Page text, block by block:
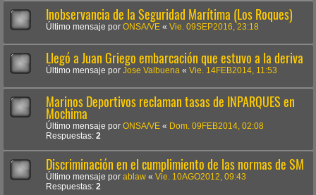
Inobservancia de la Seguridad Marítima (Los Roques)
Último mensaje por ONSA/VE « Vie. 09SEP2016, 23:18
Llegó a Juan Griego embarcación que estuvo a la deriva
Último mensaje por Jose Valbuena « Vie. 14FEB2014, 11:53
Marinos Deportivos reclaman tasas de INPARQUES en
Mochima
Último mensaje por ONSA/VE « Dom. 09FEB2014, 02:08
Respuestas: 2
Discriminación en el cumplimiento de las normas de SM
Último mensaje por ablaw « Vie. 10AGO2012, 09:43
Respuestas: 2